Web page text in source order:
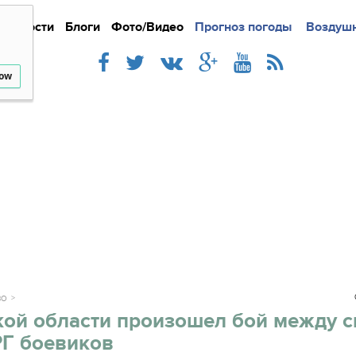
Новости Блоги Фото/Видео Прогноз погоды
Подробно Новости
области произошел бой между
боевиков